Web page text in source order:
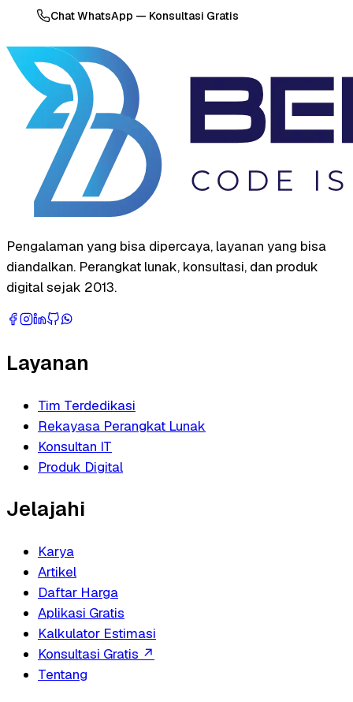
Chat WhatsApp — Konsultasi Gratis
Pengalaman yang bisa dipercaya, layanan yang bisa
diandalkan. Perangkat lunak, konsultasi, dan produk
digital sejak 2013.
Layanan
Tim Terdedikasi
Rekayasa Perangkat Lunak
Konsultan IT
Produk Digital
Jelajahi
Karya
Artikel
Daftar Harga
Aplikasi Gratis
Kalkulator Estimasi
Konsultasi Gratis ↗
Tentang